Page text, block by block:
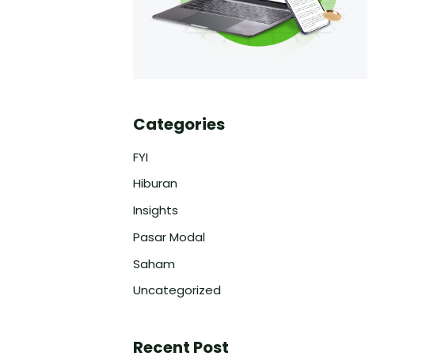
Categories
FYI
Hiburan
Insights
Pasar Modal
Saham
Uncategorized
Recent Post